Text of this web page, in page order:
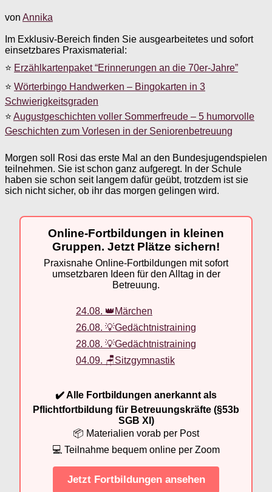
von Annika
Im Exklusiv-Bereich finden Sie ausgearbeitetes und sofort
einsetzbares Praxismaterial:
⭐ Erzählkartenpaket “Erinnerungen an die 70er-Jahre”
⭐ Wörterbingo Handwerken – Bingokarten in 3
Schwierigkeitsgraden
⭐ Augustgeschichten voller Sommerfreude – 5 humorvolle
Geschichten zum Vorlesen in der Seniorenbetreuung
Morgen soll Rosi das erste Mal an den Bundesjugendspielen
teilnehmen. Sie ist schon ganz aufgeregt. In der Schule
haben sie schon seit langem dafür geübt, trotzdem ist sie
sich nicht sicher, ob ihr das morgen gelingen wird.
Online-Fortbildungen in kleinen
Gruppen. Jetzt Plätze sichern!
Praxisnahe Online-Fortbildungen mit sofort
umsetzbaren Ideen für den Alltag in der
Betreuung.
24.08. 👑Märchen
26.08. 💡Gedächtnistraining
28.08. 💡Gedächtnistraining
04.09. 🪑Sitzgymnastik
✔️ Alle Fortbildungen anerkannt als
Pflichtfortbildung für Betreuungskräfte (§53b
SGB XI)
📦 Materialien vorab per Post
💻 Teilnahme bequem online per Zoom
Jetzt Fortbildungen ansehen